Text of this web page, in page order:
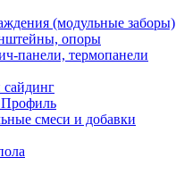
(модульные заборы)
опоры
панели, термопанели
смеси и добавки